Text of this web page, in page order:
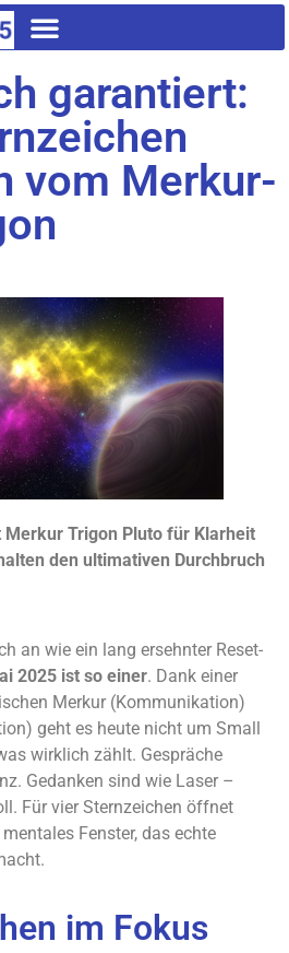
garantiert:
vom Merkur-
Trigon Pluto für Klarheit
den ultimativen Durchbruch
an wie ein lang ersehnter Reset-
2025 ist so einer. Dank einer
Merkur (Kommunikation)
geht es heute nicht um Small
wirklich zählt. Gespräche
Gedanken sind wie Laser –
Für vier Sternzeichen öffnet
Fenster, das echte
im Fokus